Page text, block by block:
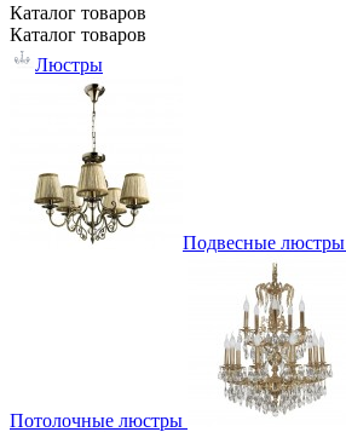
Каталог товаров
Каталог товаров
Люстры
Подвесные люстры
Потолочные люстры